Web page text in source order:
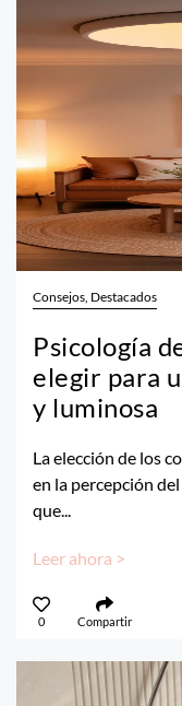
Consejos, Destacados
Psicología
elegir para
y luminosa
La elección de los
en la percepción
que...
Leer ahora >
0 Compartir